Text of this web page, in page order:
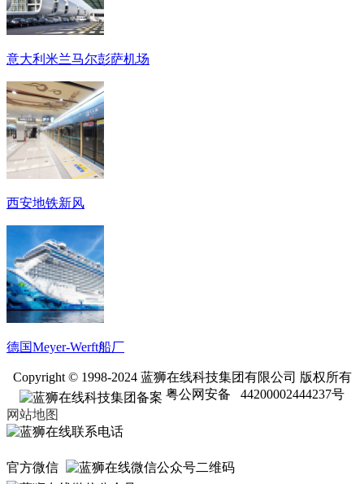
意大利米兰马尔彭萨机场
西安地铁新风
德国Meyer-Werft船厂
Copyright © 1998-2024 蓝狮在线科技集团有限公司 版权所有
粤公网安备 44200002444237号
网站地图
官方微信